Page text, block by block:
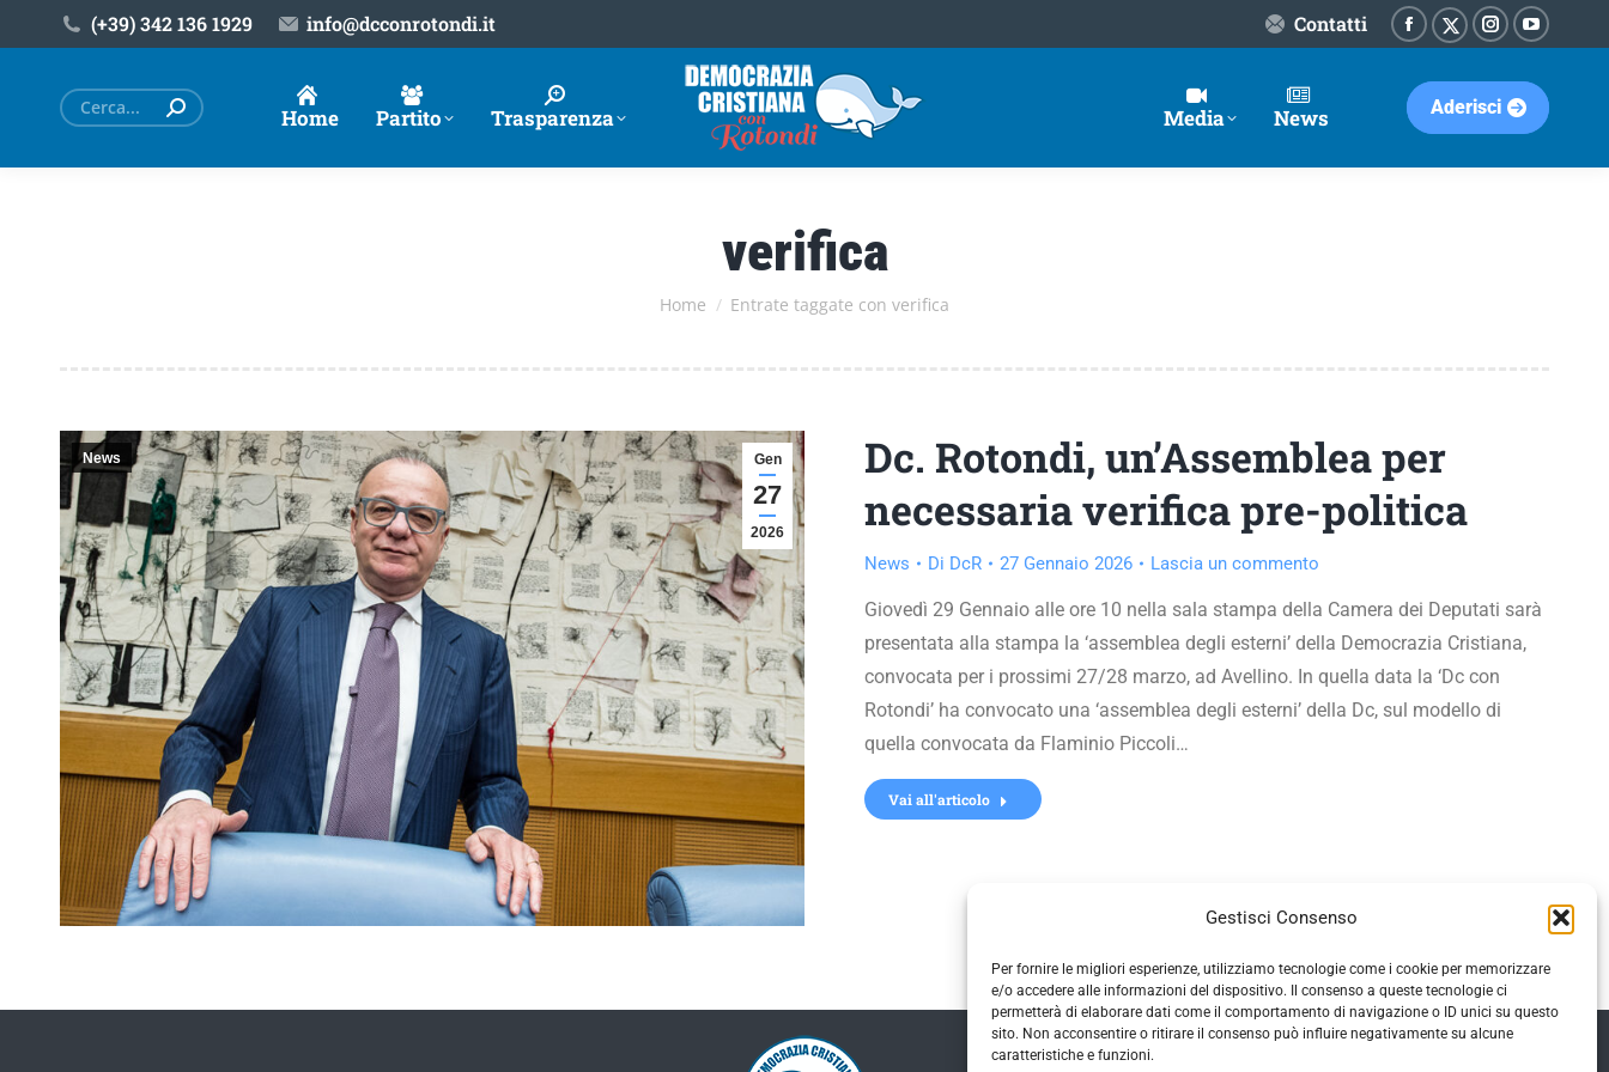
Gestisci Consenso
Per fornire le migliori esperienze, utilizziamo tecnologie come i cookie per memorizzare
e/o accedere alle informazioni del dispositivo. Il consenso a queste tecnologie ci
permetterà di elaborare dati come il comportamento di navigazione o ID unici su questo
sito. Non acconsentire o ritirare il consenso può influire negativamente su alcune
caratteristiche e funzioni.
(+39) ‎342 136 1929 info@dcconrotondi.it Contatti
Facebook
opens
X-
Twitter
page
Instagram
opens
YouTube
opens
Home Partito Trasparenza
Cerca:
Media News Aderisci
verifica
Tu sei qui:
Home Entrate taggate con verifica
Gen
27
2026
News
Dc. Rotondi, un’Assemblea per
necessaria verifica pre-politica
News Di DcR 27 Gennaio 2026 Lascia un commento
Giovedì 29 Gennaio alle ore 10 nella sala stampa della Camera dei Deputati sarà
presentata alla stampa la ‘assemblea degli esterni’ della Democrazia Cristiana,
convocata per i prossimi 27/28 marzo, ad Avellino. In quella data la ‘Dc con
Rotondi’ ha convocato una ‘assemblea degli esterni’ della Dc, sul modello di
quella convocata da Flaminio Piccoli…
Vai all'articolo